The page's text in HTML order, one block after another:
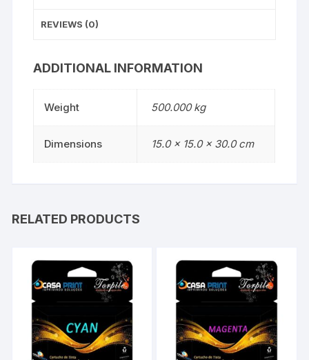
REVIEWS (0)
ADDITIONAL INFORMATION
Weight 500.000 kg
Dimensions 15.0 × 15.0 × 30.0 cm
RELATED PRODUCTS